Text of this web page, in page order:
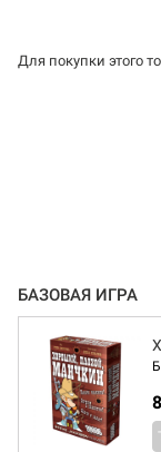
Для покупки этого
БАЗОВАЯ ИГРА